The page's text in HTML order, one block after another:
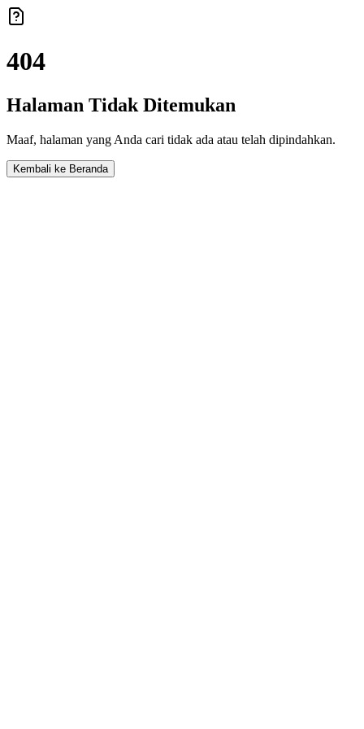
404
Halaman Tidak Ditemukan
Maaf, halaman yang Anda cari tidak ada atau telah dipindahkan.
Kembali ke Beranda